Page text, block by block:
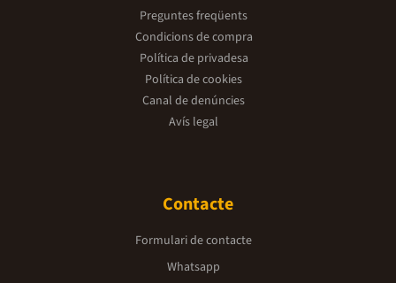
Preguntes freqüents
Condicions de compra
Política de privadesa
Política de cookies
Canal de denúncies
Avís legal
Contacte
Formulari de contacte
Whatsapp